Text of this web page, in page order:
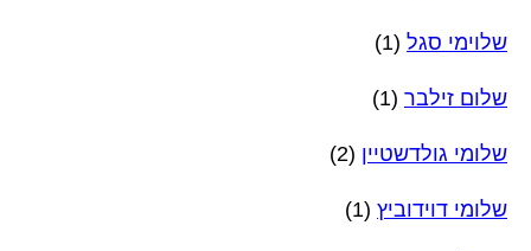
שלוימי סגל (1)
שלום זילבר (1)
שלומי גולדשטיין (2)
שלומי דוידוביץ (1)